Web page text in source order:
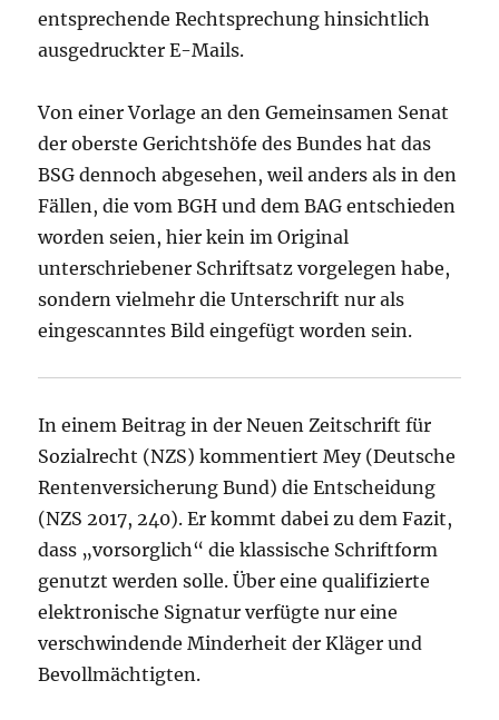
entsprechende Rechtsprechung hinsichtlich
ausgedruckter E-Mails.
Von einer Vorlage an den Gemeinsamen Senat
der oberste Gerichtshöfe des Bundes hat das
BSG dennoch abgesehen, weil anders als in den
Fällen, die vom BGH und dem BAG entschieden
worden seien, hier kein im Original
unterschriebener Schriftsatz vorgelegen habe,
sondern vielmehr die Unterschrift nur als
eingescanntes Bild eingefügt worden sein.
In einem Beitrag in der Neuen Zeitschrift für
Sozialrecht (NZS) kommentiert Mey (Deutsche
Rentenversicherung Bund) die Entscheidung
(NZS 2017, 240). Er kommt dabei zu dem Fazit,
dass „vorsorglich“ die klassische Schriftform
genutzt werden solle. Über eine qualifizierte
elektronische Signatur verfügte nur eine
verschwindende Minderheit der Kläger und
Bevollmächtigten.